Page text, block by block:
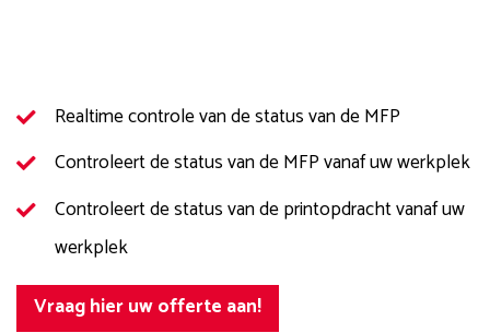
Realtime controle van de status van de MFP
Controleert de status van de MFP vanaf uw werkplek
Controleert de status van de printopdracht vanaf uw
werkplek
Vraag hier uw offerte aan!